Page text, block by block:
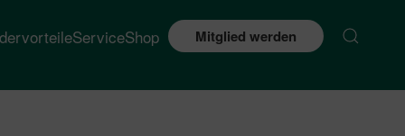
ServiceShop Mitglied werden